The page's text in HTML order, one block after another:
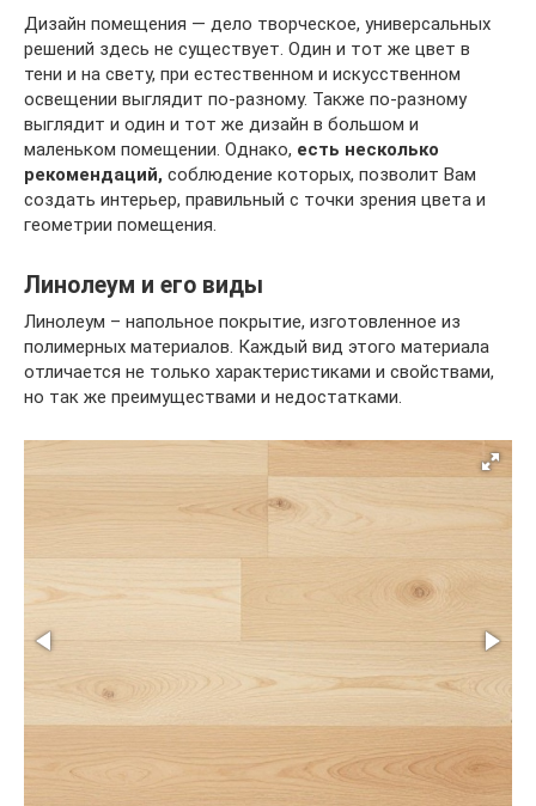
Дизайн помещения — дело творческое, универсальных
решений здесь не существует. Один и тот же цвет в
тени и на свету, при естественном и искусственном
освещении выглядит по-разному. Также по-разному
выглядит и один и тот же дизайн в большом и
маленьком помещении. Однако, есть несколько
рекомендаций, соблюдение которых, позволит Вам
создать интерьер, правильный с точки зрения цвета и
геометрии помещения.
Линолеум и его виды
Линолеум – напольное покрытие, изготовленное из
полимерных материалов. Каждый вид этого материала
отличается не только характеристиками и свойствами,
но так же преимуществами и недостатками.